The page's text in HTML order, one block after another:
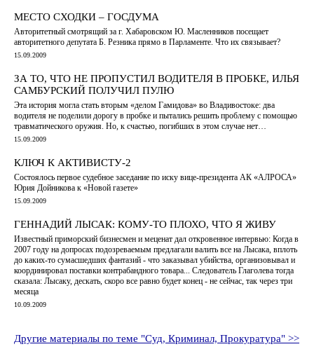
МЕСТО СХОДКИ – ГОСДУМА
Авторитетный смотрящий за г. Хабаровском Ю. Масленников посещает
авторитетного депутата Б. Резника прямо в Парламенте. Что их связывает?
15.09.2009
ЗА ТО, ЧТО НЕ ПРОПУСТИЛ ВОДИТЕЛЯ В ПРОБКЕ, ИЛЬЯ
САМБУРСКИЙ ПОЛУЧИЛ ПУЛЮ
Эта история могла стать вторым «делом Гамидова» во Владивостоке: два
водителя не поделили дорогу в пробке и пытались решить проблему с помощью
травматического оружия. Но, к счастью, погибших в этом случае нет…
15.09.2009
КЛЮЧ К АКТИВИСТУ-2
Состоялось первое судебное заседание по иску вице-президента АК «АЛРОСА»
Юрия Дойникова к «Новой газете»
15.09.2009
ГЕННАДИЙ ЛЫСАК: КОМУ-ТО ПЛОХО, ЧТО Я ЖИВУ
Известный приморский бизнесмен и меценат дал откровенное интервью: Когда в
2007 году на допросах подозреваемым предлагали валить все на Лысака, вплоть
до каких-то сумасшедших фантазий - что заказывал убийства, организовывал и
координировал поставки контрабандного товара... Следователь Глаголева тогда
сказала: Лысаку, дескать, скоро все равно будет конец - не сейчас, так через три
месяца
10.09.2009
Другие материалы по теме "Суд, Криминал, Прокуратура" >>